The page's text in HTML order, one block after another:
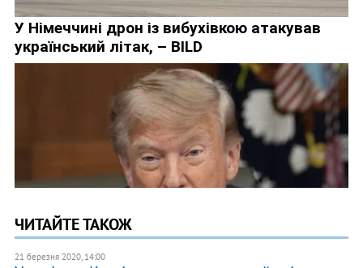
ЧИТАЙТЕ ТАКОЖ
21 березня 2020, 14:00